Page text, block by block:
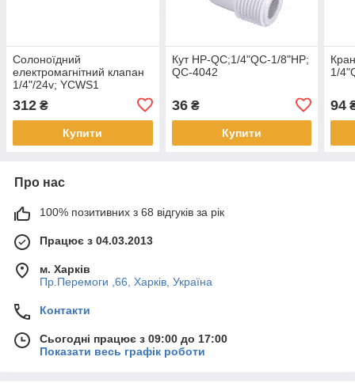
Солоноїдний
електромагнітний клапан
1/4"/24v; YCWS1
312 ₴
Купити
Кут НР-QC;1/4"QC-1/8"НР;
QC-4042
36₴
Купити
1/
94
Про нас
100% позитивних з 68 відгуків за рік
Працює з 04.03.2013
м. Харків
Пр.Перемоги ,66, Харків, Україна
Контакти
Сьогодні працює з 09:00 до 17:00
Показати весь графік роботи